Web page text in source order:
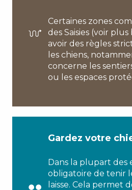
Certaines zones
des Saisies (voir
avoir des règles
les chiens,
concerne les
ou les espaces
Gardez votre
Dans la plupart des
obligatoire de tenir
laisse. Cela permet